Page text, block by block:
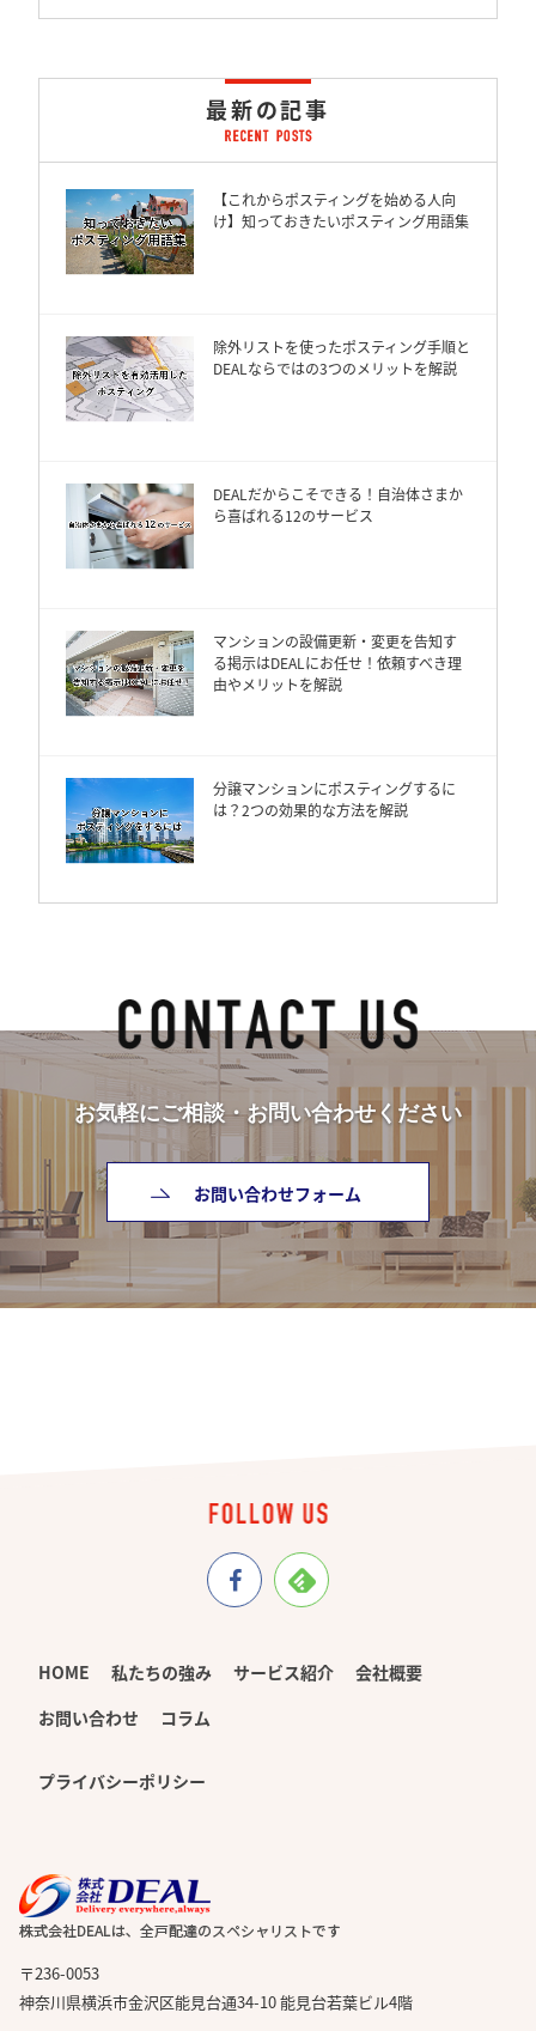
最新の記事
【これからポスティングを始める人向
け】知っておきたいポスティング用語集
除外リストを使ったポスティング手順と
DEALならではの3つのメリットを解説
DEALだからこそできる！自治体さまか
ら喜ばれる12のサービス
マンションの設備更新・変更を告知す
る掲示はDEALにお任せ！依頼すべき理
由やメリットを解説
分譲マンションにポスティングするに
は？2つの効果的な方法を解説
お気軽にご相談・お問い合わせください
お問い合わせフォーム
HOME 私たちの強み サービス紹介
会社概要
お問い合わせ
コラム
プライバシーポリシー
〒236-0053
神奈川県横浜市金沢区能見台通34-10 能見台若葉ビル4階